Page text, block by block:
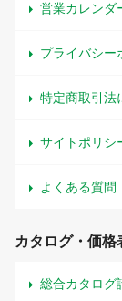
営業カレンダ
プライバシー
特定商取引法
サイトポリシ
よくある質問
カタログ・価格
総合カタログ